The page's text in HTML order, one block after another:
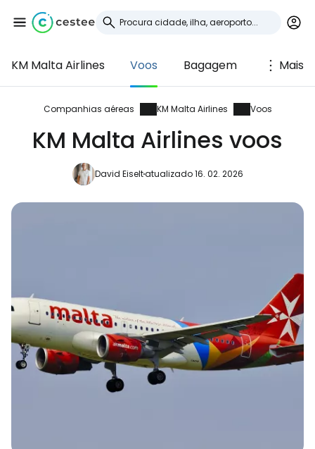
KM Malta Airlines Voos Bagagem Mais
Companhias aéreas KM Malta Airlines Voos
KM Malta Airlines voos
David Eiseltatualizado 16. 02. 2026
Iniciar sessão no
Cestee
... a comunidade mundial de viajantes
Continuar com o correio
eletrónico